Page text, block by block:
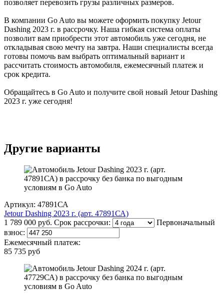
позволяет перевозить грузы различных размеров.
В компании Go Auto вы можете оформить покупку Jetour
Dashing 2023 г. в рассрочку. Наша гибкая система оплаты
позволит вам приобрести этот автомобиль уже сегодня, не
откладывая свою мечту на завтра. Наши специалисты всегда
готовы помочь вам выбрать оптимальный вариант и
рассчитать стоимость автомобиля, ежемесячный платеж и
срок кредита.
Обращайтесь в Go Auto и получите свой новый Jetour Dashing
2023 г. уже сегодня!
Другие варианты
Артикул: 47891СА
Jetour Dashing 2023 г. (арт. 47891СА)
1 789 000 руб. Срок рассрочки:
Первоначальный
взнос:
Ежемесячный платеж:
85 735 руб